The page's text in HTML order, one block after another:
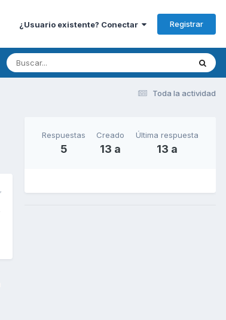
¿Usuario existente? Conectar Registrar
Toda la actividad
Respuestas
5
Creado
13 a
Última respuesta
13 a